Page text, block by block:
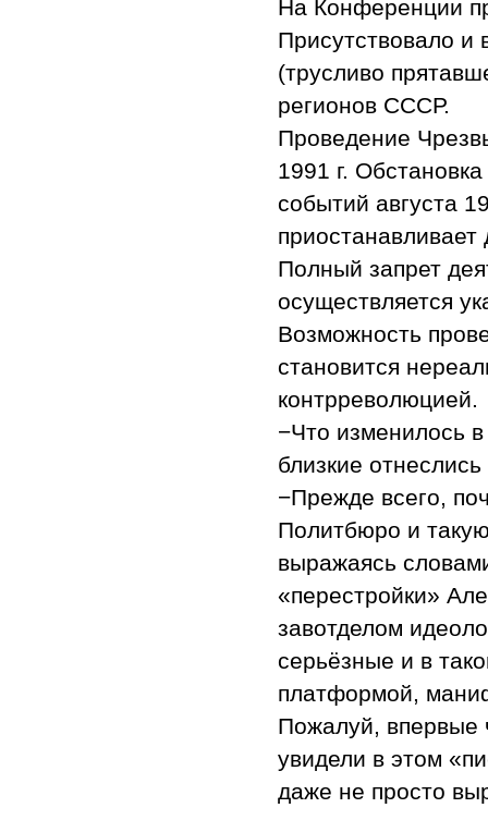
На Конференции
Присутствовало и
(трусливо
регионов СССР.
Проведение
1991 г.
событий августа
Полный запрет
осуществляется
Возможность
становится
контрреволюцией.
−Что изменилось
близкие
−Прежде всего,
Политбюро и
выражаясь
«перестройки»
завотделом
серьёзные и в
платформой,
Пожалуй, впервые
увидели в этом
даже не просто